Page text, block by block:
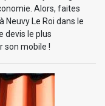
Alors, faites
Neuvy Le Roi dans le
devis le plus
son mobile !